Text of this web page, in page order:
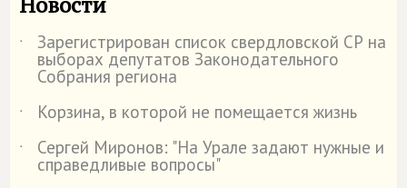
˙ Зарегистрирован список свердловской СР на
выборах депутатов Законодательного
Собрания региона
˙
Корзина, в которой не помещается жизнь
˙
Сергей Миронов: "На Урале задают нужные и
справедливые вопросы"